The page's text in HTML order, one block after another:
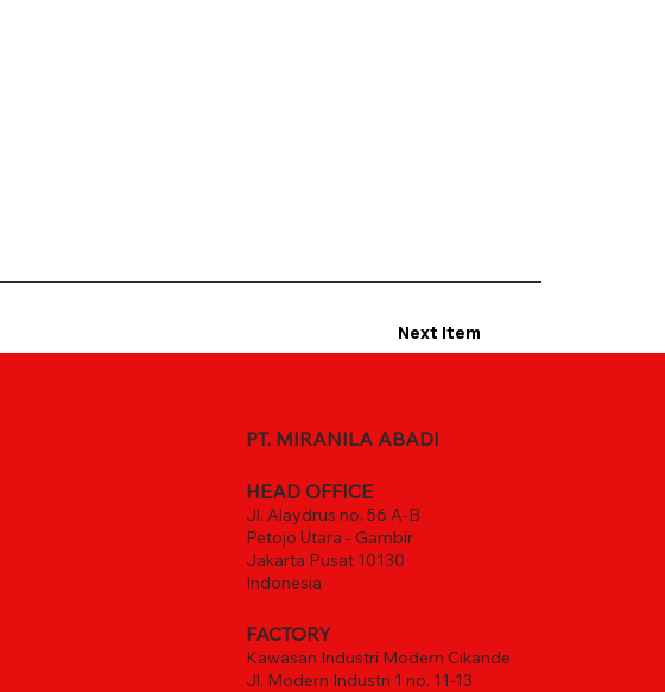
Next Item
PT. MIRANILA ABADI
HEAD OFFICE
Jl. Alaydrus no. 56 A-B
Petojo Utara - Gambir
Jakarta Pusat 10130
Indonesia
FACTORY
Kawasan Industri Modern Cikande
Jl. Modern Industri 1 no. 11-13